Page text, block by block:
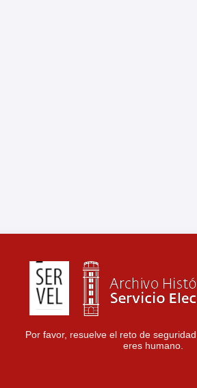
Por favor, resuelve el reto de
eres humano.